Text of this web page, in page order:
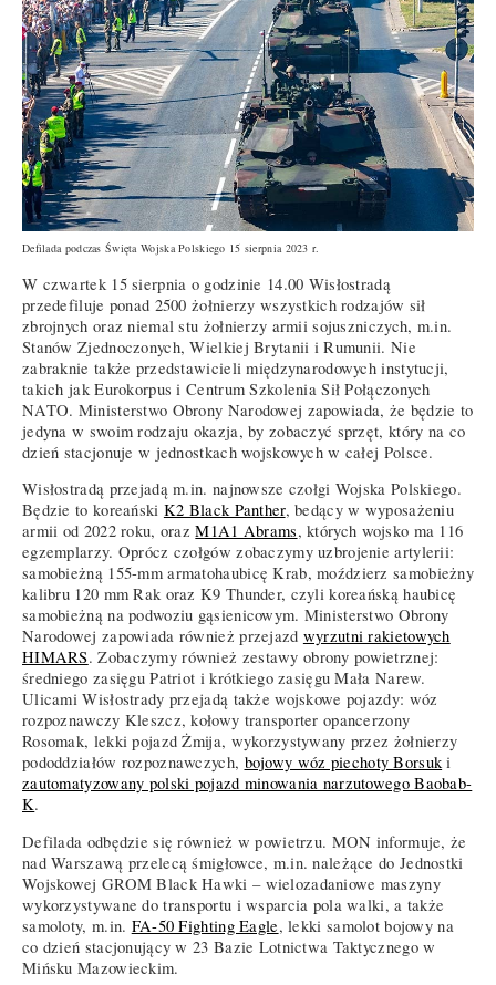
Defilada podczas Święta Wojska Polskiego 15 sierpnia 2023 r.
W czwartek 15 sierpnia o godzinie 14.00 Wisłostradą
przedefiluje ponad 2500 żołnierzy wszystkich rodzajów sił
zbrojnych oraz niemal stu żołnierzy armii sojuszniczych, m.in.
Stanów Zjednoczonych, Wielkiej Brytanii i Rumunii. Nie
zabraknie także przedstawicieli międzynarodowych instytucji,
takich jak Eurokorpus i Centrum Szkolenia Sił Połączonych
NATO. Ministerstwo Obrony Narodowej zapowiada, że będzie to
jedyna w swoim rodzaju okazja, by zobaczyć sprzęt, który na co
dzień stacjonuje w jednostkach wojskowych w całej Polsce.
Wisłostradą przejadą m.in. najnowsze czołgi Wojska Polskiego.
Będzie to koreański K2 Black Panther, bedący w wyposażeniu
armii od 2022 roku, orazM1A1 Abrams, których wojsko ma 116
egzemplarzy. Oprócz czołgów zobaczymy uzbrojenie artylerii:
samobieżną 155-mm armatohaubicę Krab, moździerz samobieżny
kalibru 120 mm Rak oraz K9 Thunder, czyli koreańską haubicę
samobieżną na podwoziu gąsienicowym. Ministerstwo Obrony
Narodowej zapowiada również przejazd wyrzutni rakietowych
HIMARS. Zobaczymy również zestawy obrony powietrznej:
średniego zasięgu Patriot i krótkiego zasięgu Mała Narew.
Ulicami Wisłostrady przejadą także wojskowe pojazdy: wóz
rozpoznawczy Kleszcz, kołowy transporter opancerzony
Rosomak, lekki pojazd Żmija, wykorzystywany przez żołnierzy
pododdziałów rozpoznawczych, bojowy wóz piechoty Borsuki
zautomatyzowany polski pojazd minowania narzutowego Baobab-
K.
Defilada odbędzie się również w powietrzu. MON informuje, że
nad Warszawą przelecą śmigłowce, m.in. należące do Jednostki
Wojskowej GROM Black Hawki – wielozadaniowe maszyny
wykorzystywane do transportu i wsparcia pola walki, a także
samoloty, m.in. FA-50 Fighting Eagle, lekki samolot bojowy na
co dzień stacjonujący w 23 Bazie Lotnictwa Taktycznego w
Mińsku Mazowieckim.